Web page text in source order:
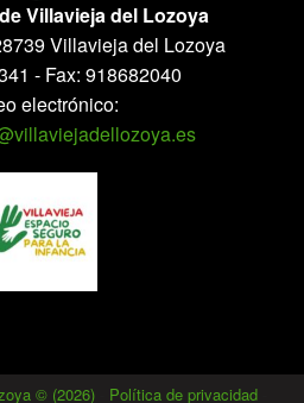
Villavieja del Lozoya
Villavieja del Lozoya
- Fax: 918682040
electrónico:
© (2026) Política de privacidad